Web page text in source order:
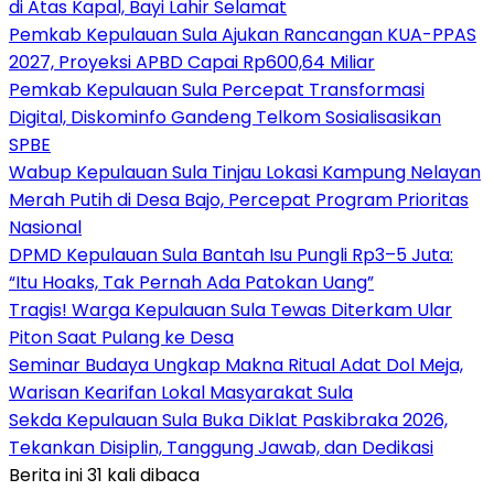
di Atas Kapal, Bayi Lahir Selamat
Pemkab Kepulauan Sula Ajukan Rancangan KUA-PPAS
2027, Proyeksi APBD Capai Rp600,64 Miliar
Pemkab Kepulauan Sula Percepat Transformasi
Digital, Diskominfo Gandeng Telkom Sosialisasikan
SPBE
Wabup Kepulauan Sula Tinjau Lokasi Kampung Nelayan
Merah Putih di Desa Bajo, Percepat Program Prioritas
Nasional
DPMD Kepulauan Sula Bantah Isu Pungli Rp3–5 Juta:
“Itu Hoaks, Tak Pernah Ada Patokan Uang”
Tragis! Warga Kepulauan Sula Tewas Diterkam Ular
Piton Saat Pulang ke Desa
Seminar Budaya Ungkap Makna Ritual Adat Dol Meja,
Warisan Kearifan Lokal Masyarakat Sula
Sekda Kepulauan Sula Buka Diklat Paskibraka 2026,
Tekankan Disiplin, Tanggung Jawab, dan Dedikasi
Berita ini 31 kali dibaca